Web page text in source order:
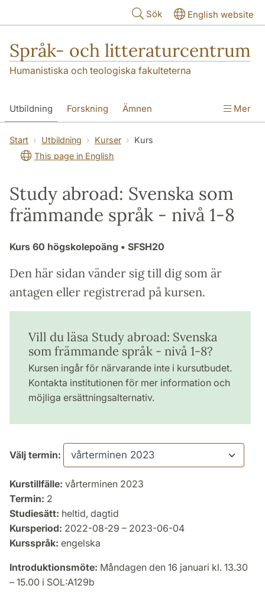
Sök English website
Språk- och litteraturcentrum
Humanistiska och teologiska fakulteterna
Utbildning Forskning Ämnen
SOL-husen Kontakt Institutionen
översättning till svenska
Mer
Start Utbildning Kurser
Kurs
This page in English
Study abroad: Svenska som
främmande språk - nivå 1-8
Kurs 60 högskolepoäng • SFSH20
Den här sidan vänder sig till dig som är
antagen eller registrerad på kursen.
Vill du läsa Study abroad: Svenska
som främmande språk - nivå 1-8?
Kursen ingår för närvarande inte i kursutbudet.
Kontakta institutionen för mer information och
möjliga ersättningsalternativ.
Välj termin:
Kurstillfälle: vårterminen 2023
Termin: 2
Studiesätt: heltid, dagtid
Kursperiod: 2022-08-29 – 2023-06-04
Kursspråk: engelska
Introduktionsmöte: Måndagen den 16 januari kl. 13.30
– 15.00 i SOL:A129b